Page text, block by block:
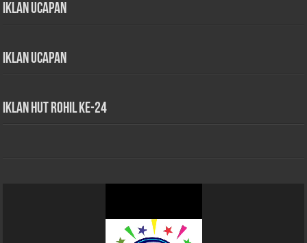
Iklan Ucapan
Iklan Ucapan
iklan HUT Rohil Ke-24